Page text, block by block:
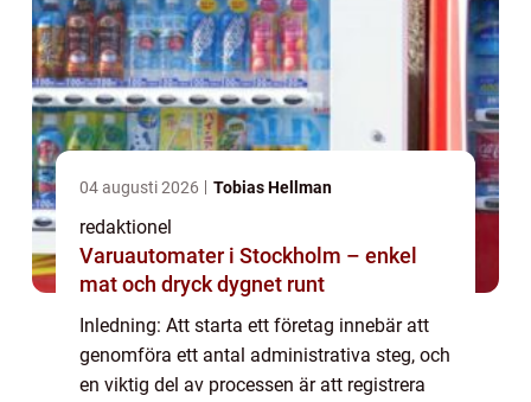
04 augusti 2026 Tobias Hellman
redaktionel
Varuautomater i Stockholm – enkel
mat och dryck dygnet runt
Inledning: Att starta ett företag innebär att
genomföra ett antal administrativa steg, och
en viktig del av processen är att registrera